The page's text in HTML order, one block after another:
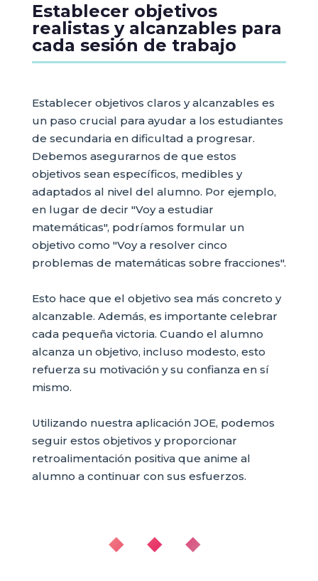
Establecer objetivos
realistas y alcanzables para
cada sesión de trabajo
Establecer objetivos claros y alcanzables es
un paso crucial para ayudar a los estudiantes
de secundaria en dificultad a progresar.
Debemos asegurarnos de que estos
objetivos sean específicos, medibles y
adaptados al nivel del alumno. Por ejemplo,
en lugar de decir "Voy a estudiar
matemáticas", podríamos formular un
objetivo como "Voy a resolver cinco
problemas de matemáticas sobre fracciones".
Esto hace que el objetivo sea más concreto y
alcanzable. Además, es importante celebrar
cada pequeña victoria. Cuando el alumno
alcanza un objetivo, incluso modesto, esto
refuerza su motivación y su confianza en sí
mismo.
Utilizando nuestra aplicación JOE, podemos
seguir estos objetivos y proporcionar
retroalimentación positiva que anime al
alumno a continuar con sus esfuerzos.
◆ ◆ ◆